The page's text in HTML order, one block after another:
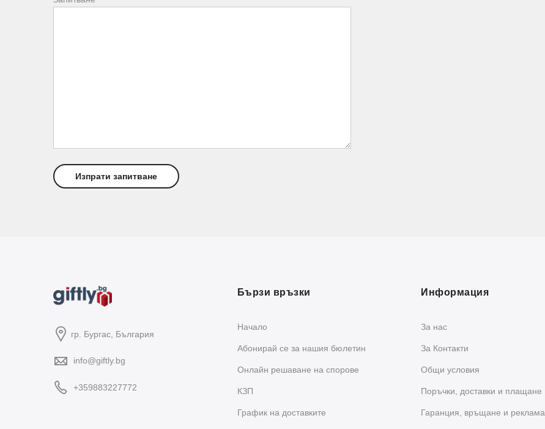
гр. Бургас, България
info@giftly.bg
+359883227772
Бързи връзки
Начало
Абонирай се за нашия бюлетин
Oнлайн решаване на спорове
КЗП
График на доставките
Информация
За нас
За Контакти
Общи условия
Поръчки, доставки и плащане
Гаранция, връщане и